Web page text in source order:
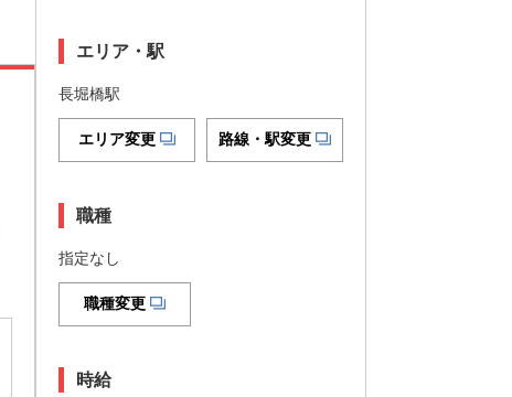
エリア・駅
長堀橋駅
エリア変更 路線・駅変更
職種
指定なし
職種変更
時給